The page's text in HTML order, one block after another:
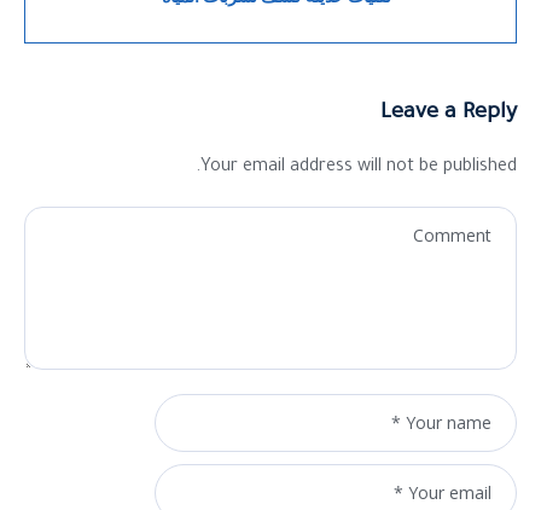
Leave a Reply
Your email address will not be published.